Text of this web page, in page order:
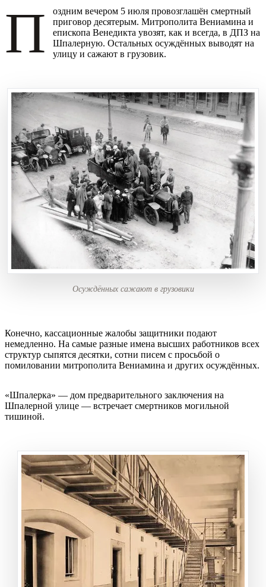
П
оздним вечером 5 июля провозглашён смертный
приговор десятерым. Митрополита Вениамина и
епископа Венедикта увозят, как и всегда, в ДПЗ на
Шпалерную. Остальных осуждённых выводят на
улицу и сажают в грузовик.
Осуждённых сажают в грузовики
Конечно, кассационные жалобы защитники подают
немедленно. На самые разные имена высших работников всех
структур сыпятся десятки, сотни писем с просьбой о
помиловании митрополита Вениамина и других осуждённых.
«Шпалерка» — дом предварительного заключения на
Шпалерной улице — встречает смертников могильной
тишиной.